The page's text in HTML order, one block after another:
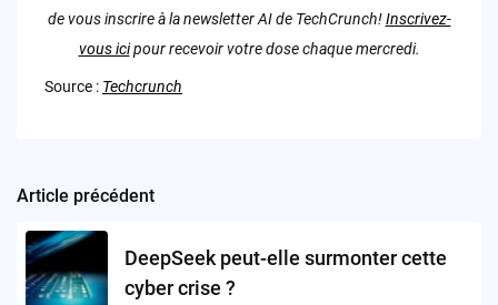
de vous inscrire à la newsletter AI de TechCrunch!Inscrivez-
vous icipour recevoir votre dose chaque mercredi.
Source : Techcrunch
Post
navigation
Article précédent
DeepSeek peut-elle surmonter cette
cyber crise ?